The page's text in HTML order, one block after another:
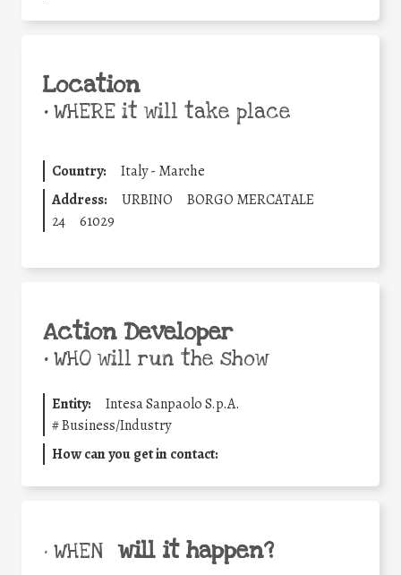
Location
•WHERE it will take place
Country:
Italy - Marche
Address:
URBINO
BORGO MERCATALE
24
61029
Action Developer
•WHO will run the show
Entity:
Intesa Sanpaolo S.p.A.
#Business/Industry
How can you get in contact:
• WHEN will it happen?